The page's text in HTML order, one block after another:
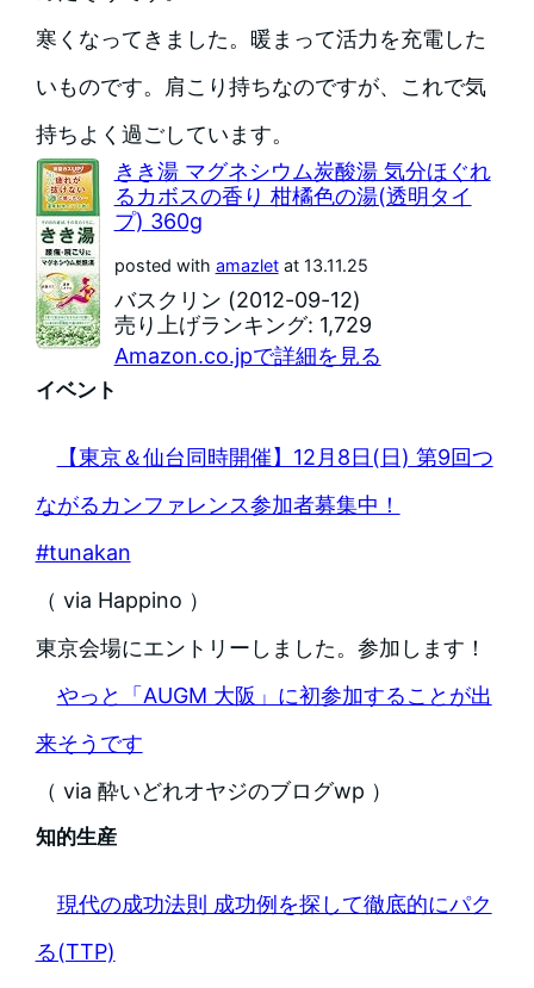
寒くなってきました。暖まって活力を充電した
いものです。肩こり持ちなのですが、これで気
持ちよく過ごしています。
きき湯 マグネシウム炭酸湯 気分ほぐれ
るカボスの香り 柑橘色の湯(透明タイ
プ) 360g
posted with amazletat 13.11.25
バスクリン (2012-09-12)
売り上げランキング: 1,729
Amazon.co.jpで詳細を見る
イベント
【東京＆仙台同時開催】12月8日(日) 第9回つ
ながるカンファレンス参加者募集中！
#tunakan
（ via Happino ）
東京会場にエントリーしました。参加します！
やっと「AUGM 大阪」に初参加することが出
来そうです
（ via 酔いどれオヤジのブログwp ）
知的生産
現代の成功法則 成功例を探して徹底的にパク
る(TTP)